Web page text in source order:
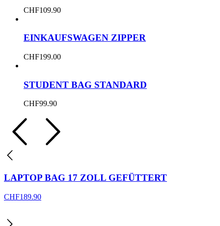
CHF109.90
EINKAUFSWAGEN ZIPPER
CHF199.00
STUDENT BAG STANDARD
CHF99.90
LAPTOP BAG 17 ZOLL GEFÜTTERT
CHF189.90